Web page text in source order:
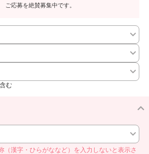
ご応募を絶賛募集中です。
む
（漢字・ひらがななど）を入力しないと表示さ